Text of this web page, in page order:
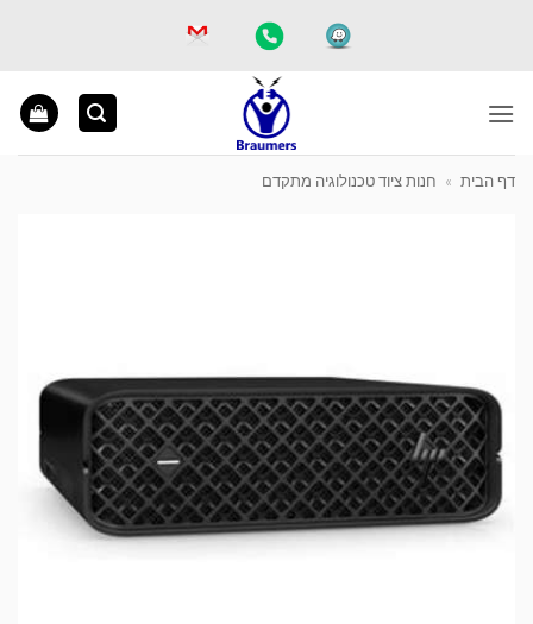
דף הבית » חנות ציוד טכנולוגיה מתקדם